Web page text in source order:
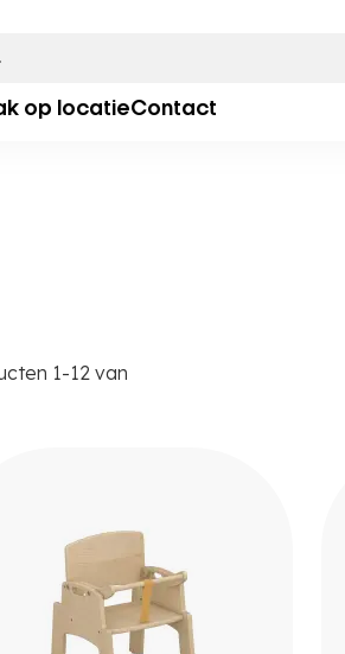
op locatieContact
1-12 van